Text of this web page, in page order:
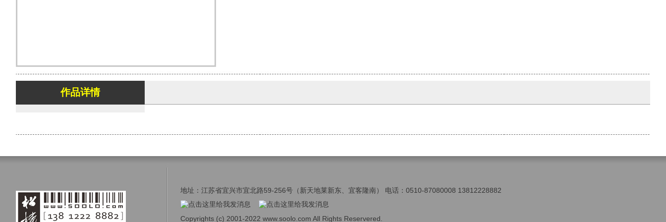
作品详情
地址：江苏省宜兴市宜北路59-256号（新天地莱新东、宜客隆南） 电话：0510-87080008 13812228882
Copyrights (c) 2001-2022 www.soolo.com All Rights Reservered.